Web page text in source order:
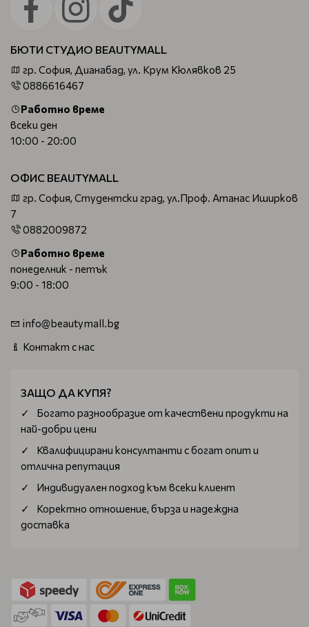
БЮТИ СТУДИО BEAUTYMALL
гр. София, Дианабад, ул. Крум Кюлявков 25
0886616467
Работно време
всеки ден
10:00 - 20:00
ОФИС BEAUTYMALL
гр. София, Студентски град, ул.Проф. Атанас Иширков
7
0882009872
Работно време
понеделник - петък
9:00 - 18:00
info@beautymall.bg
Контакт с нас
ЗАЩО ДА КУПЯ?
Богатo разнообразие от качествени продукти на
най-добри цени
Квалифицирани консултанти с богат опит и
отлична репутация
Индивидуален подход към всеки клиент
Коректно отношение, бърза и надеждна
доставка